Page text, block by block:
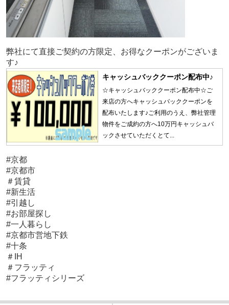
弊社にて直接ご契約の方限定、お得なクーポンがございま
す♪
キャッシュバッククーポン配布中♪
☆キャッシュバッククーポン配布中☆ご
来店の方へキャッシュバッククーポンを
配布いたします♪ご利用のうえ、弊社管理
物件をご成約の方へ10万円キャッシュバ
ックさせていただくとて...
#京都
#京都市
＃賃貸
#新生活
#引越し
#お部屋探し
#一人暮らし
#京都市営地下鉄
#十条
＃IH
＃フラッティ
#フラッティシリーズ